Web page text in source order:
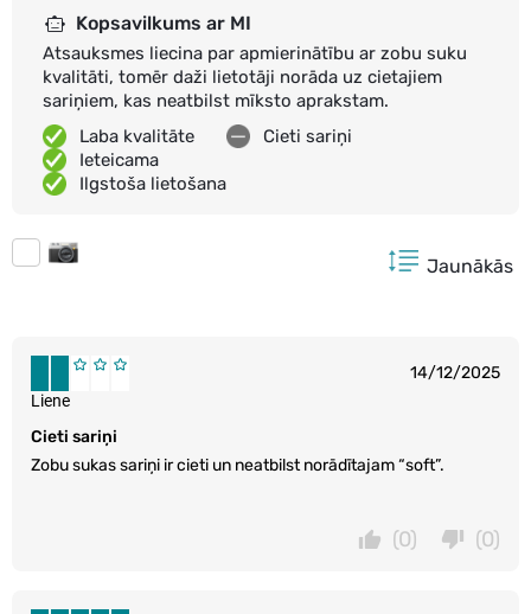
Kopsavilkums ar MI
Atsauksmes liecina par apmierinātību ar zobu suku
kvalitāti, tomēr daži lietotāji norāda uz cietajiem
sariņiem, kas neatbilst mīksto aprakstam.
Laba kvalitāte
Ieteicama
Ilgstoša lietošana
Cieti sariņi
Jaunākās
14/12/2025
Cieti sariņi
Zobu sukas sariņi ir cieti un neatbilst norādītajam “soft”.
Liene
(0)
(0)